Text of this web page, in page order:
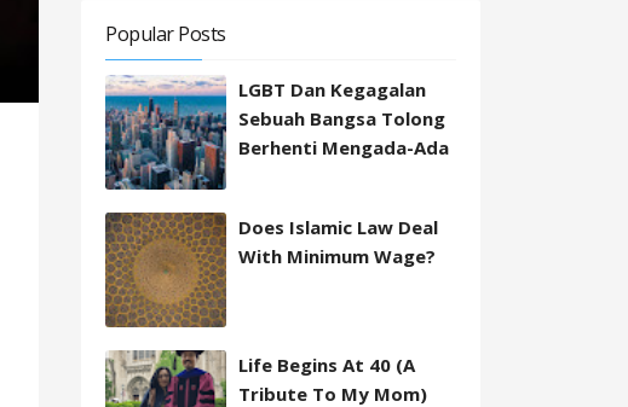
Popular Posts
LGBT Dan Kegagalan
Sebuah Bangsa Tolong
Berhenti Mengada-Ada
Does Islamic Law Deal
With Minimum Wage?
Life Begins At 40 (A
Tribute To My Mom)